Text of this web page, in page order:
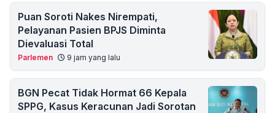
Puan Soroti Nakes Nirempati,
Pelayanan Pasien BPJS Diminta
Dievaluasi Total
Parlemen 9 jam yang lalu
BGN Pecat Tidak Hormat 66 Kepala
SPPG, Kasus Keracunan Jadi Sorotan